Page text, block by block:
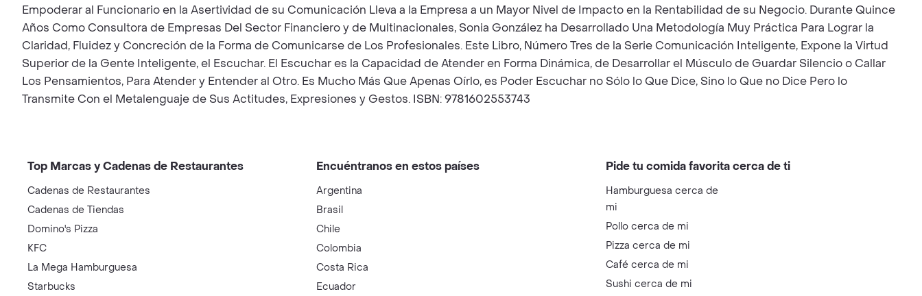
Empoderar al Funcionario en la Asertividad de su Comunicación Lleva a la Empresa a un Mayor Nivel de Impacto en la Rentabilidad de su Negocio. Durante Quince
Años Como Consultora de Empresas Del Sector Financiero y de Multinacionales, Sonia González ha Desarrollado Una Metodología Muy Práctica Para Lograr la
Claridad, Fluidez y Concreción de la Forma de Comunicarse de Los Profesionales. Este Libro, Número Tres de la Serie Comunicación Inteligente, Expone la Virtud
Superior de la Gente Inteligente, el Escuchar. El Escuchar es la Capacidad de Atender en Forma Dinámica, de Desarrollar el Músculo de Guardar Silencio o Callar
Los Pensamientos, Para Atender y Entender al Otro. Es Mucho Más Que Apenas Oírlo, es Poder Escuchar no Sólo lo Que Dice, Sino lo Que no Dice Pero lo
Transmite Con el Metalenguaje de Sus Actitudes, Expresiones y Gestos. ISBN: 9781602553743
Top Marcas y Cadenas de Restaurantes
Cadenas de Restaurantes
Cadenas de Tiendas
Domino's Pizza
KFC
La Mega Hamburguesa
Starbucks
Encuéntranos en estos países
Argentina
Brasil
Chile
Colombia
Costa Rica
Ecuador
Pide tu comida favorita cerca de ti
Hamburguesa cerca de
mi
Pollo cerca de mi
Pizza cerca de mi
Café cerca de mi
Sushi cerca de mi